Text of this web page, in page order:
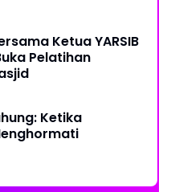
Ketua YARSIB
Pelatihan
Ketika